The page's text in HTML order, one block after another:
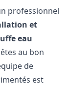
professionnel
et
eau
au bon
de
est